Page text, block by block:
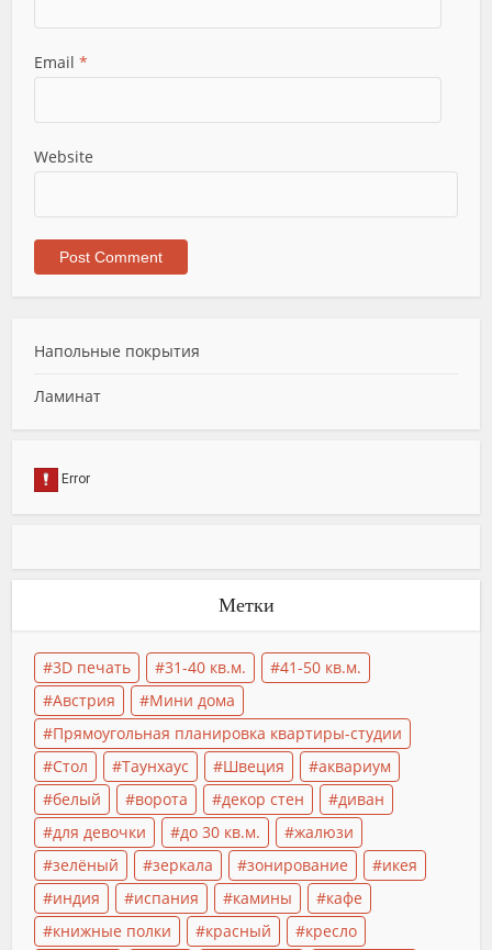
Email *
Website
Напольные покрытия
Ламинат
Метки
3D печать 31-40 кв.м.
41-50 кв.м.
Австрия
Мини дома
Прямоугольная планировка квартиры-студии
Стол
Таунхаус Швеция
аквариум
белый
ворота декор стен
диван
для девочки
до 30 кв.м.
жалюзи
зелёный
зеркала зонирование
икея
индия
испания камины
кафе
книжные полки
красный кресло